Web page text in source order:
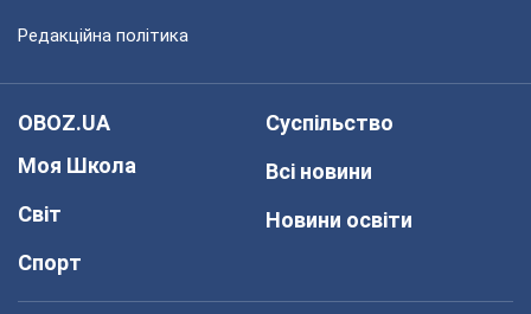
Редакційна політика
OBOZ.UA
Моя Школа
Світ
Спорт
Суспільство
Всі новини
Новини освіти